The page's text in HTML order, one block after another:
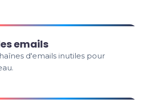
emails
d'emails inutiles pour